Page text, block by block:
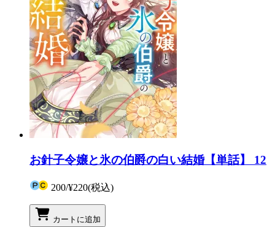
お針子令嬢と氷の伯爵の白い結婚【単話】 12
200/¥220(税込)
カートに追加